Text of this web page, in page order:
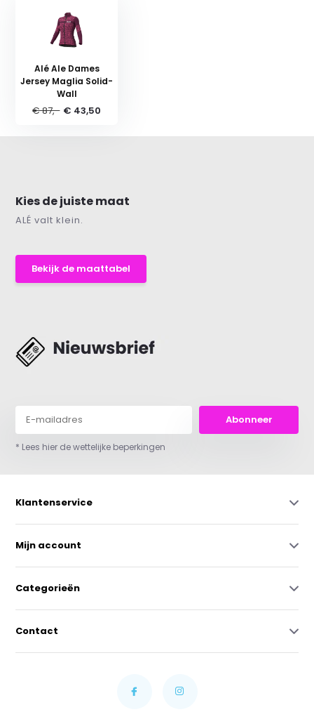
Alé Ale Dames
Jersey Maglia Solid-
Wall
€ 87,- € 43,50
Kies de juiste maat
ALÉ valt klein.
Bekijk de maattabel
Abonneer
* Lees hier de wettelijke beperkingen
Klantenservice
Mijn account
Categorieën
Contact